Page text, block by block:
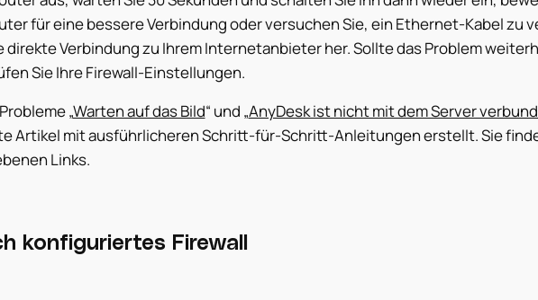
für eine bessere Verbindung oder versuchen Sie, ein Ethernet-Kabel zu
direkte Verbindung zu Ihrem Internetanbieter her. Sollte das Problem
Sie Ihre Firewall-Einstellungen.
„Warten auf das Bild“ und „AnyDesk ist nicht mit dem Server
Artikel mit ausführlicheren Schritt-für-Schritt-Anleitungen erstellt. Sie
Links.
konfiguriertes Firewall